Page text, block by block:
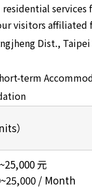
visitors affiliated
Dist.,
term
）
元
/ Month